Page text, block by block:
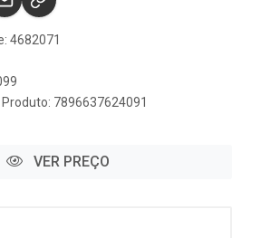
4682071
7896637624091
VER PREÇO